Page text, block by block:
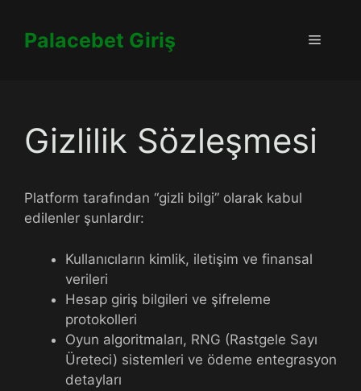
Palacebet Giriş Menü
Gizlilik Sözleşmesi
Platform tarafından “gizli bilgi” olarak kabul
edilenler şunlardır:
Kullanıcıların kimlik, iletişim ve finansal
verileri
Hesap giriş bilgileri ve şifreleme
protokolleri
Oyun algoritmaları, RNG (Rastgele Sayı
Üreteci) sistemleri ve ödeme entegrasyon
detayları